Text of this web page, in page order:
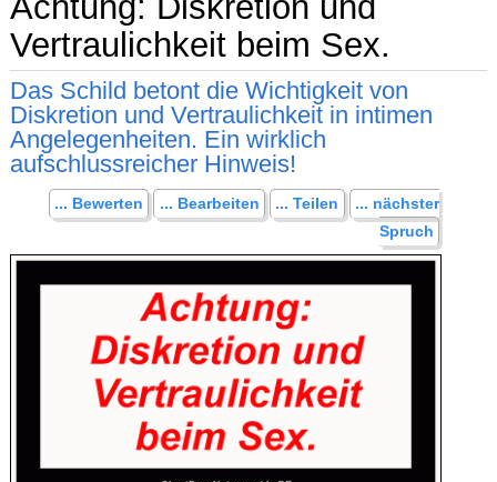
Vertraulichkeit beim Sex.
Das Schild betont die Wichtigkeit von
Diskretion und Vertraulichkeit in intimen
Angelegenheiten. Ein wirklich
aufschlussreicher Hinweis!
... Bewerten ... Bearbeiten ... Teilen
... nächster
Spruch